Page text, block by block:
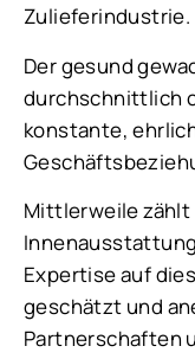
Zulieferindustrie.
Der gesund
durchschnittlich
konstante,
Mittlerweile zählt
Expertise auf
geschätzt und
Partnerschaften